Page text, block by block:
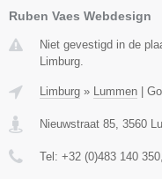
Ruben Vaes Webdesign
Niet gevestigd in de
Limburg.
Limburg » Lummen
Nieuwstraat 85, 3560
Tel: +32 (0)483 140 350